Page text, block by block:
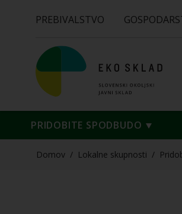
PREBIVALSTVO
PRIDOBITE SPODBUDO
Domov / Lokalne skupnosti /